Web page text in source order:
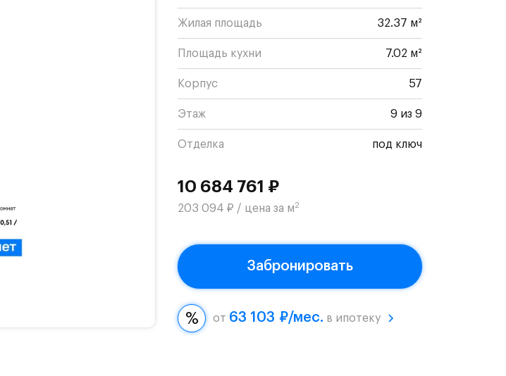
Жилая площадь 32.37 м²
Площадь кухни 7.02 м²
Корпус 57
Этаж 9 из 9
Отделка под ключ
10 684 761 ₽
203 094 ₽ / цена за м2
Забронировать
от 63 103 ₽/мес. в ипотеку